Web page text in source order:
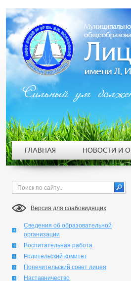
Версия для слабовидящих
Сведения об образовательной
организации
Воспитательная работа
Родительский комитет
Попечительский совет лицея
Наставничество
Сильный ум
ГЛАВНАЯ НОВОСТИ И